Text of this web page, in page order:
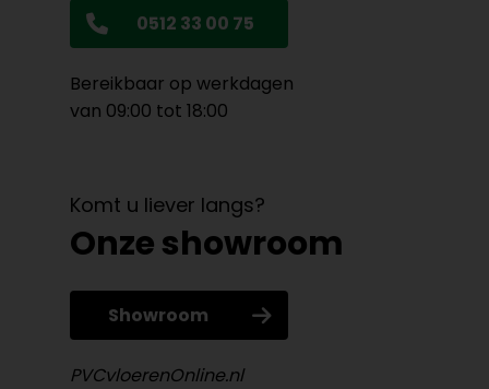
0512 33 00 75
Bereikbaar op werkdagen
van 09:00 tot 18:00
Komt u liever langs?
Onze showroom
Showroom
PVCvloerenOnline.nl